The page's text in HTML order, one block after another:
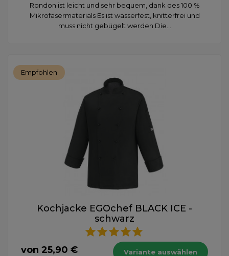
Rondon ist leicht und sehr bequem, dank des 100 %
Mikrofasermaterials Es ist wasserfest, knitterfrei und
muss nicht gebügelt werden Die...
Empfohlen
Kochjacke EGOchef BLACK ICE -
schwarz
von 25,90 € Variante auswählen